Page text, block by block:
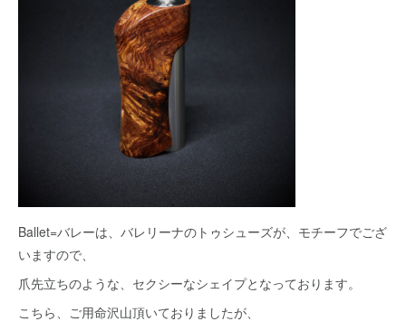
Ballet=バレーは、バレリーナのトゥシューズが、モチーフでござ
いますので、
爪先立ちのような、セクシーなシェイプとなっております。
こちら、ご用命沢山頂いておりましたが、